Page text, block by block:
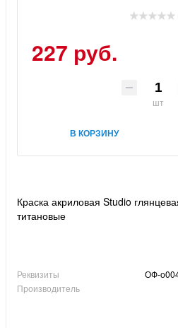
227 руб.
шт
В КОРЗИНУ
Краска акриловая Studio
титановые
Реквизиты
ОФ-
Производитель